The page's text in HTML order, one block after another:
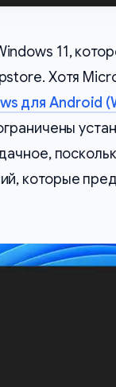
11,
Хотя
для Android
которые